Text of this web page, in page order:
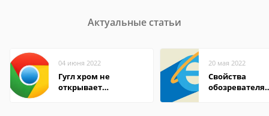
Актуальные статьи
04 июня 2022
Гугл хром не
открывает
20 мая 2022
Свойства
обозревателя